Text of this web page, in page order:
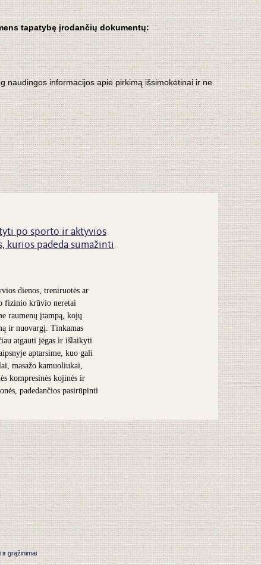
tapatybę įrodančių dokumentų:
naudingos informacijos apie pirkimą išsimokėtinai ir ne
po sporto ir aktyvios
kurios padeda sumažinti
dienos, treniruotės ar
fizinio krūvio neretai
raumenų įtampą, kojų
ir nuovargį. Tinkamas
atgauti jėgas ir išlaikyti
aptarsime, kuo gali
masažo kamuoliukai,
kompresinės kojinės ir
padedančios pasirūpinti
grąžinimai